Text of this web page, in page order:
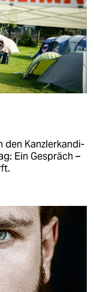
den Kanz­ler­kan­di­
Ein Gespräch –